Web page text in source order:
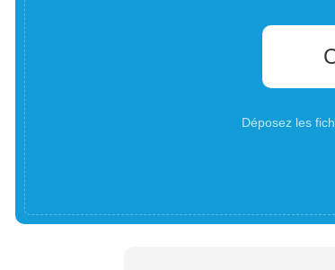
Déposez les